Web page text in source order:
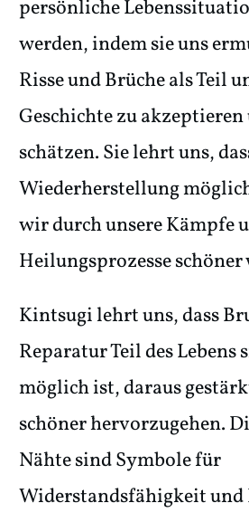
persönliche
werden, indem sie uns
Risse und Brüche als Teil
Geschichte zu akzeptieren
schätzen. Sie lehrt uns,
Wiederherstellung
wir durch unsere Kämpfe
Heilungsprozesse
Kintsugi lehrt uns, dass
Reparatur Teil des Lebens
möglich ist, daraus
schöner hervorzugehen.
Nähte sind Symbole für
Widerstandsfähigkeit und